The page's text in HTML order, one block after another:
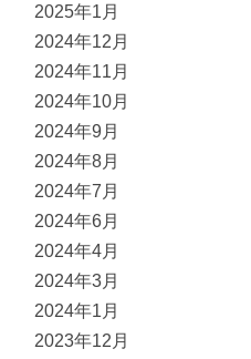
2025年1月
2024年12月
2024年11月
2024年10月
2024年9月
2024年8月
2024年7月
2024年6月
2024年4月
2024年3月
2024年1月
2023年12月